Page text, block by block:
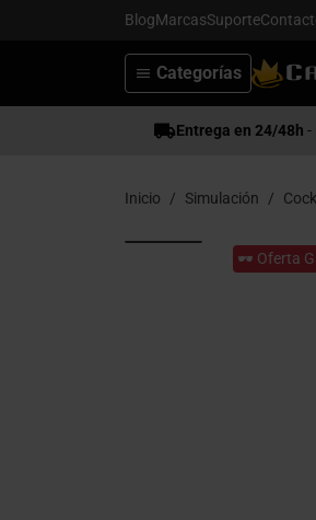
BlogMarcasSuporte
Categorías
Entrega en 24/48h -
Inicio Simulación
🕶️ Oferta